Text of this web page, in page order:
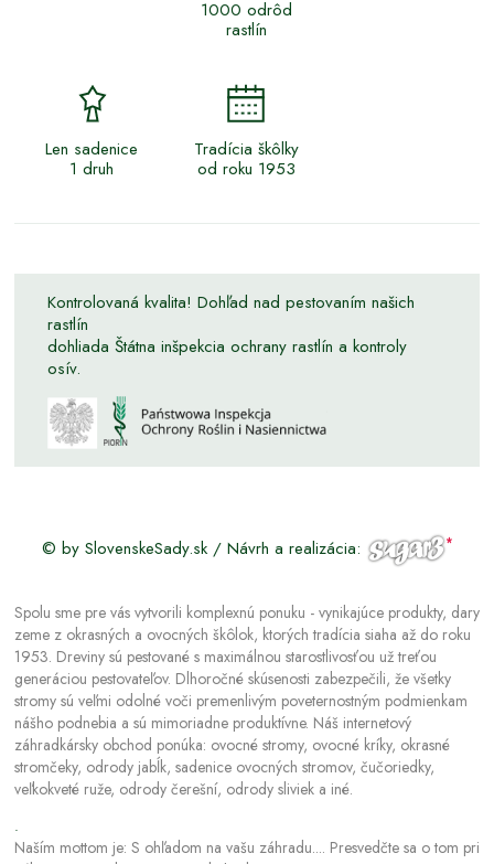
1000 odrôd
rastlín
Len sadenice
1 druh
Tradícia škôlky
od roku 1953
Kontrolovaná kvalita! Dohľad nad pestovaním našich
rastlín
dohliada Štátna inšpekcia ochrany rastlín a kontroly
osív.
© by SlovenskeSady.sk / Návrh a realizácia:
Spolu sme pre vás vytvorili komplexnú ponuku - vynikajúce produkty, dary
zeme z okrasných a ovocných škôlok, ktorých tradícia siaha až do roku
1953. Dreviny sú pestované s maximálnou starostlivosťou už treťou
generáciou pestovateľov. Dlhoročné skúsenosti zabezpečili, že všetky
stromy sú veľmi odolné voči premenlivým poveternostným podmienkam
nášho podnebia a sú mimoriadne produktívne. Náš internetový
záhradkársky obchod ponúka: ovocné stromy, ovocné kríky, okrasné
stromčeky, odrody jabĺk, sadenice ovocných stromov, čučoriedky,
veľkokveté ruže, odrody čerešní, odrody sliviek a iné.
.
Naším mottom je: S ohľadom na vašu záhradu.... Presvedčte sa o tom pri